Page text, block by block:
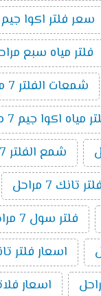
سعر فلتر اكوا جيم 7 مراحل
فلتر مياه سبع
شمعات الفلتر 7 مراحل
مياه اكوا جيم 7 مراحل امريكي
شمع الفلتر 7 مراحل
7 مراحل
فلتر سول 7 مراحل
اسعار فلتر تانك ٧
اسعار فلاتر